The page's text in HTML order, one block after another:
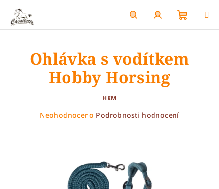
obsah
HledatPřihlášení
košík
Ohlávka s vodítkem
Hobby Horsing
HKM
Průměrné
hvězdiček.
Neohodnoceno Podrobnosti hodnocení